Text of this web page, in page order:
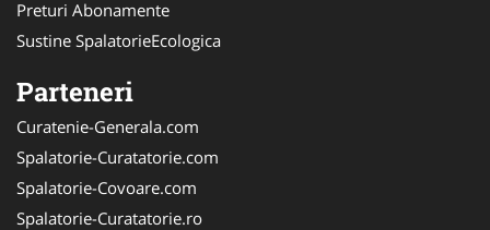
Preturi Abonamente
Sustine SpalatorieEcologica
Parteneri
Curatenie-Generala.com
Spalatorie-Curatatorie.com
Spalatorie-Covoare.com
Spalatorie-Curatatorie.ro